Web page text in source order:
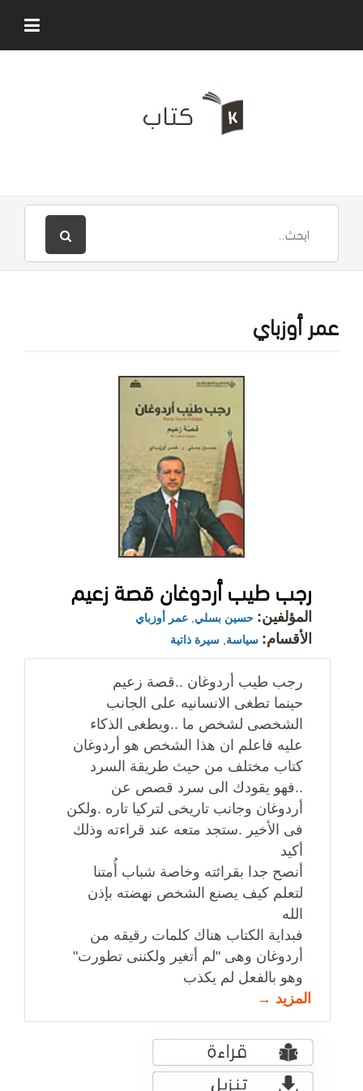
عمر أوزباي
رجب طيب أردوغان قصة زعيم
المؤلفين: حسين بسلي عمر أوزباي
الأقسام: سياسة سيرة ذاتية
رجب طيب أردوغان ..قصة زعيم
حينما تطغى الانسانيه على الجانب
الشخصى لشخص ما ..ويطغى الذكاء
عليه فاعلم ان هذا الشخص هو أردوغان
كتاب مختلف من حيث طريقة السرد
..فهو يقودك الى سرد قصص عن
أردوغان وجانب تاريخى لتركيا تاره .ولكن
فى الأخير .ستجد متعه عند قراءته وذلك
أكيد
أنصح جدا بقرائته وخاصة شباب أُمتنا
لتعلم كيف يصنع الشخص نهضته بإذن
الله
فبداية الكتاب هناك كلمات رقيقه من
أردوغان وهى "لم أتغير ولكننى تطورت"
وهو بالفعل لم يكذب
المزيد →